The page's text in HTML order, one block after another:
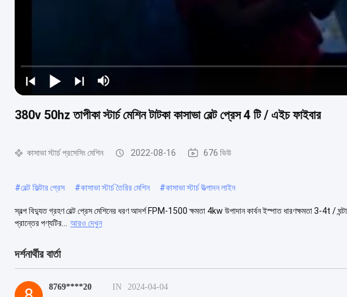
380v 50hz তাপীকা স্টার্চ মেশিন টাটকা কাসাভা বেল্ট প্রেস 4 টি / এইচ ফাইবার
কাসাভা স্টার্চ প্রসেসিং মেশিন 2022-08-16 676 ভিউ
#বেল্ট ফিল্টার প্রেস #কাসাভা স্টার্চ তৈরির মেশিন #কাসাভা স্টার্চ উত্পাদন লাইন
স্বল্প বিদ্যুত গ্রহণ বেল্ট প্রেস মেশিনের ধরণ আদর্শ FPM-1500 ক্ষমতা 4kw উপাদান কার্বন ইস্পাত ধারণক্ষমতা 3-4t / ঘন্টা
প্রান্তের পণ্যটির...
আরও দেখুন
দর্শনার্থীর বার্তা
8769****20 IN
2024-04-04